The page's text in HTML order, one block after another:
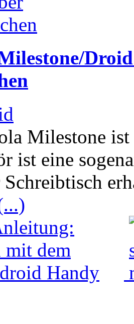
Milestone
ist eine
Schreibtisch